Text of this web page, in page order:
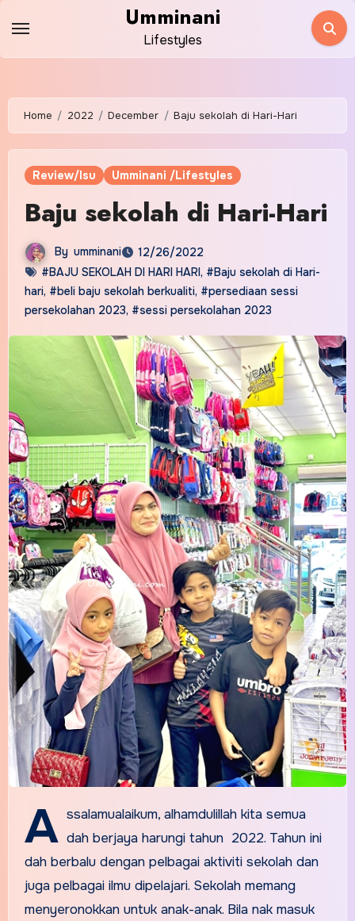
content
Umminani
Lifestyles
Home 2022 December Baju sekolah di Hari-Hari
Review/Isu Umminani /Lifestyles
Baju sekolah di Hari-Hari
By umminani
12/26/2022
#BAJU SEKOLAH DI HARI HARI, #Baju sekolah di Hari-
hari, #beli baju sekolah berkualiti, #persediaan sessi
persekolahan 2023, #sessi persekolahan 2023
A ssalamualaikum, alhamdulillah kita semua
dah berjaya harungi tahun 2022. Tahun ini
dah berbalu dengan pelbagai aktiviti sekolah dan
juga pelbagai ilmu dipelajari. Sekolah memang
menyeronokkan untuk anak-anak. Bila nak masuk